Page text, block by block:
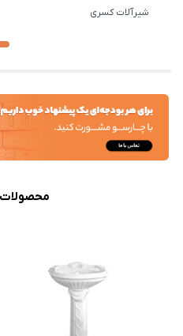
شیرآلات کسری